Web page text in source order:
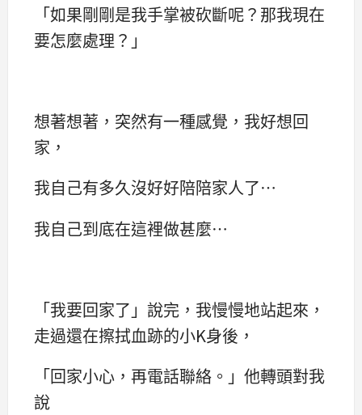
「如果剛剛是我手掌被砍斷呢？那我現在
要怎麼處理？」
想著想著，突然有一種感覺，我好想回
家，
我自己有多久沒好好陪陪家人了…
我自己到底在這裡做甚麼…
「我要回家了」說完，我慢慢地站起來，
走過還在擦拭血跡的小K身後，
「回家小心，再電話聯絡。」他轉頭對我
說